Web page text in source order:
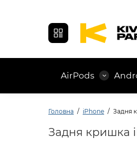
AirPods
Головна iPhone Задня
Задня кришка